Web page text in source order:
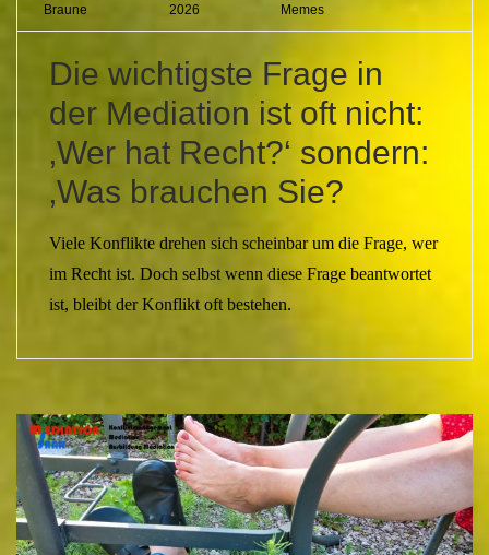
Braune
2026
Memes
Die wichtigste Frage in
der Mediation ist oft nicht:
‚Wer hat Recht?‘ sondern:
‚Was brauchen Sie?
Viele Konflikte drehen sich scheinbar um die Frage, wer
im Recht ist. Doch selbst wenn diese Frage beantwortet
ist, bleibt der Konflikt oft bestehen.